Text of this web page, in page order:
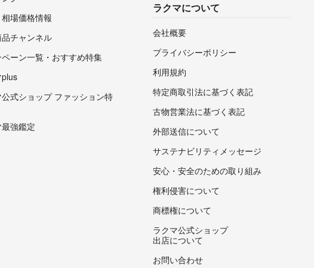
場価格情報
チャンネル
ーン一覧・おすすめ特集
式ショップ ファッション特
強鑑定
ラクマについて
会社概要
プライバシーポリシー
利用規約
特定商取引法に基づく表記
古物営業法に基づく表記
外部送信について
サステナビリティメッセージ
安心・安全のための取り組み
権利侵害について
商標権について
ラクマ公式ショップ
出店について
お問い合わせ